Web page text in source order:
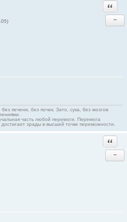
−
печени, без почек. Зато, сука, без мозгов
часть любой перемоги. Перемога
зрады в высшей точке переможности.
−